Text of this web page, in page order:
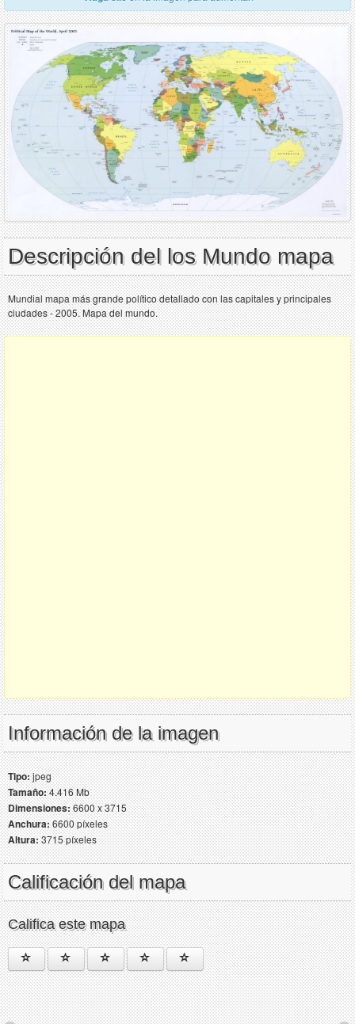
Descripción del los Mundo mapa
Mundial mapa más grande político detallado con las capitales y principales
ciudades - 2005. Mapa del mundo.
Información de la imagen
Tipo:jpeg
Tamaño:4.416 Mb
Dimensiones:6600 x 3715
Anchura:6600 píxeles
Altura:3715 píxeles
Calificación del mapa
Califica este mapa